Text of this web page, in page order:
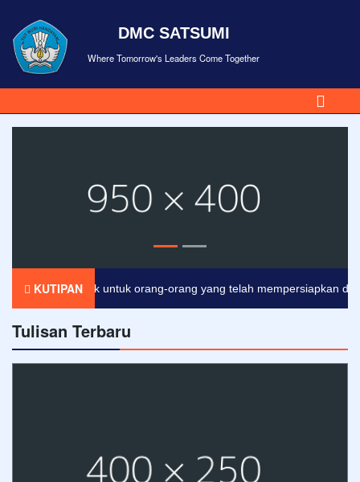
DMC SATSUMI
Where Tomorrow's Leaders Come Together
KUTIPAN
Hari esok untuk orang-orang yang telah mempersiapkan
Tulisan Terbaru